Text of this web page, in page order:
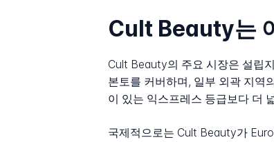
Cult Beauty는
Cult Beauty의 주요 시장은 설립
본토를 커버하며, 일부 외곽 지역
이 있는 익스프레스 등급보다 더
국제적으로는 Cult Beauty가